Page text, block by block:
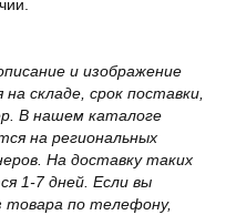
и изображение
складе, срок поставки,
В нашем каталоге
на региональных
На доставку таких
1-7 дней. Если вы
товара по телефону,